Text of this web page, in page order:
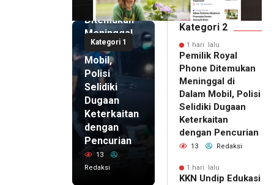
Kategori 1
Phone
Ditemukan
Meninggal
di Dalam
Mobil,
Polisi
Selidiki
Dugaan
Keterkaitan
dengan
Pencurian
13
Redaksi
Kategori 2
1 hari lalu
Pemilik Royal
Phone Ditemukan
Meninggal di
Dalam Mobil, Polisi
Selidiki Dugaan
Keterkaitan
dengan Pencurian
13 Redaksi
1 hari lalu
KKN Undip Edukasi